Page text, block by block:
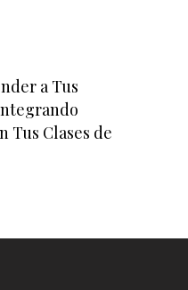
a Tus
Tus Clases de